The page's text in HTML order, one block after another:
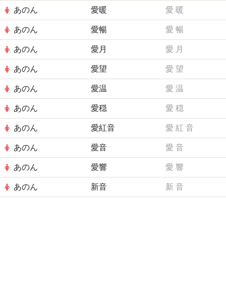
あのん 愛暖 愛 暖
あのん 愛暢 愛 暢
あのん 愛月 愛 月
あのん 愛望 愛 望
あのん 愛温 愛 温
あのん 愛穏 愛 穏
あのん 愛紅音 愛 紅 音
あのん 愛音 愛 音
あのん 愛響 愛 響
あのん 新音 新 音